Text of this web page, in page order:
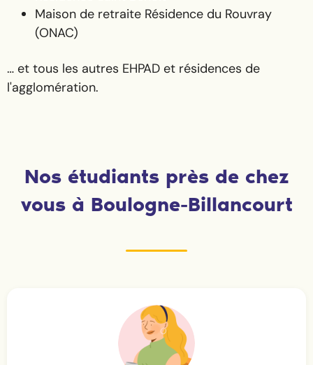
Maison de retraite Résidence du Rouvray
(ONAC)
… et tous les autres EHPAD et résidences de
l'agglomération.
Nos étudiants près de chez
vous à Boulogne-Billancourt